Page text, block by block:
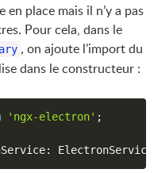
place mais il n’y a pas
Pour cela, dans le
, on ajoute l’import du
dans le constructeur :
'ngx-electron' ;
: ElectronService